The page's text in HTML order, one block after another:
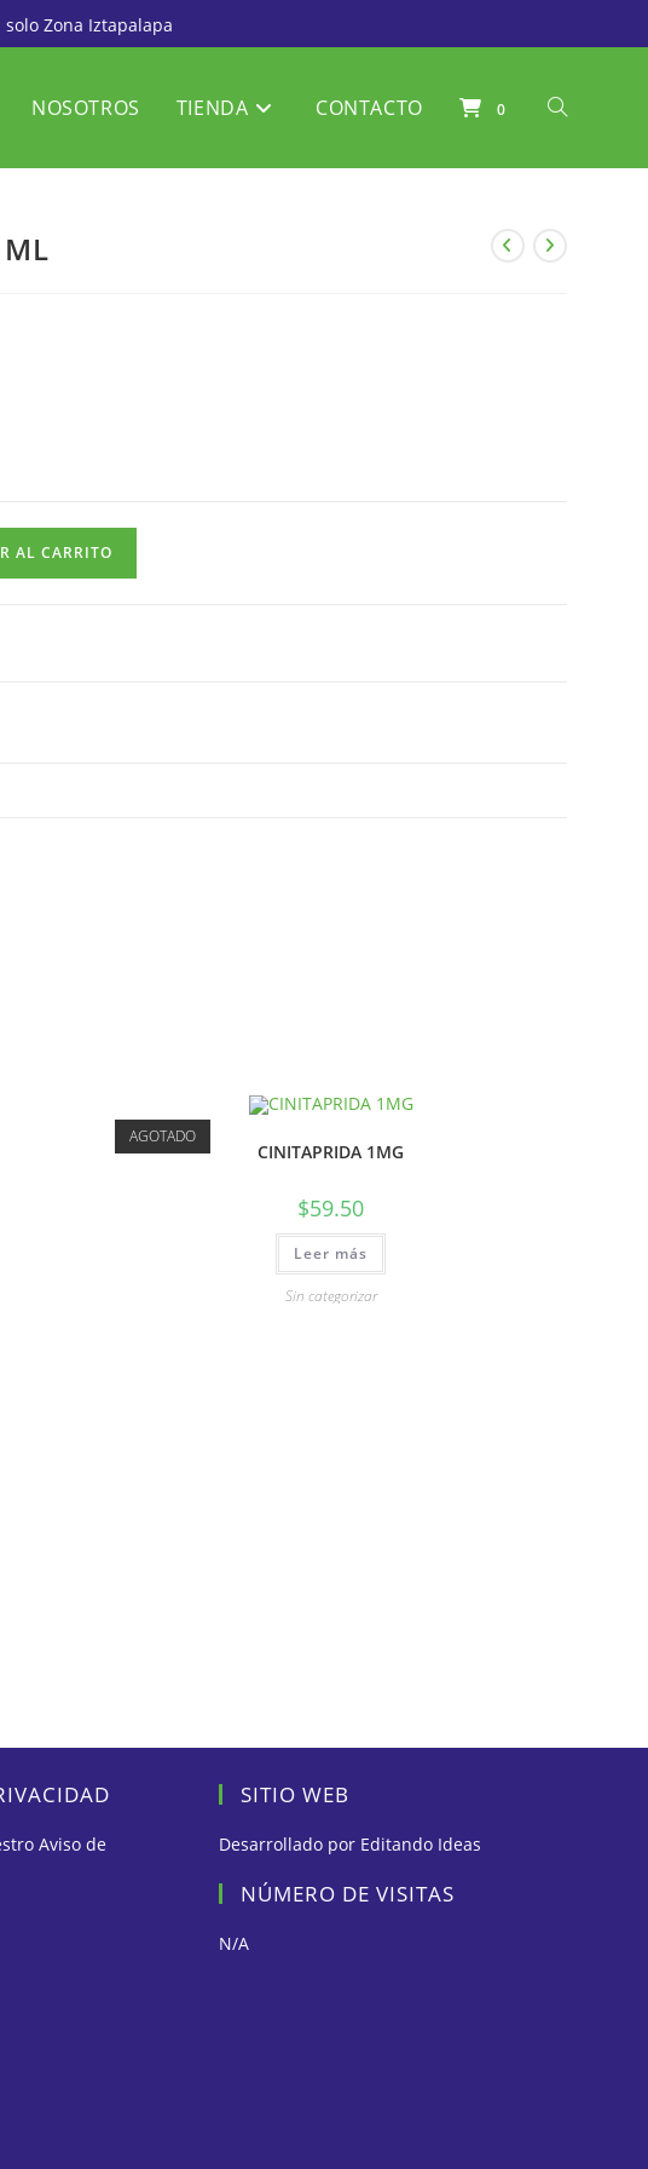
Zona Iztapalapa
NOSOTROS TIENDA CONTACTO 0
AL CARRITO
AGOTADO
CINITAPRIDA 1MG
$59.50
Leer más
Sin categorizar
Aviso de
SITIO WEB
Desarrollado por Editando Ideas
NÚMERO DE VISITAS
N/A